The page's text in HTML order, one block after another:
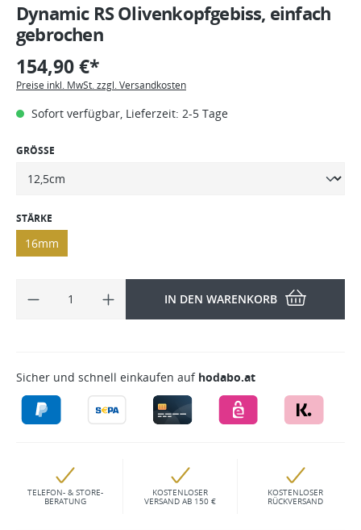
Dynamic RS Olivenkopfgebiss, einfach
gebrochen
154,90 €*
Preise inkl. MwSt. zzgl. Versandkosten
Sofort verfügbar, Lieferzeit: 2-5 Tage
GRÖSSE
STÄRKE
16mm
IN DEN WARENKORB
Sicher und schnell einkaufen auf hodabo.at
TELEFON- & STORE-
BERATUNG
KOSTENLOSER
VERSAND AB 150 €
KOSTENLOSER
RÜCKVERSAND